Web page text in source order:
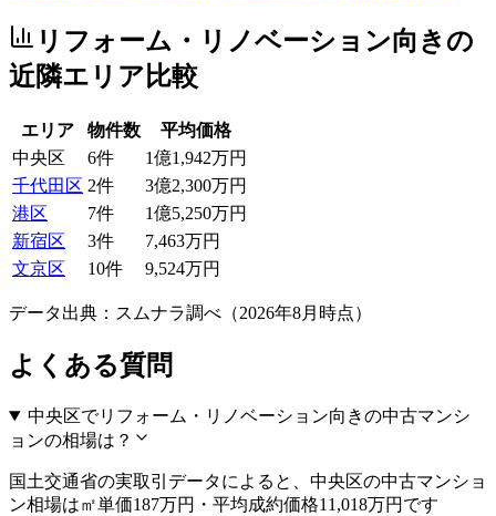
リフォーム・リノベーション向き の
近隣エリア比較
エリア 物件数
平均価格
中央区
6件
1億1,942万円
千代田区 2件
3億2,300万円
港区
7件
1億5,250万円
新宿区
3件
7,463万円
文京区
10件 9,524万円
データ出典：スムナラ調べ（2026年8月時点）
よくある質問
中央区でリフォーム・リノベーション向きの中古マンシ
ョンの相場は？
国土交通省の実取引データによると、中央区の中古マンショ
ン相場は㎡単価187万円・平均成約価格11,018万円です